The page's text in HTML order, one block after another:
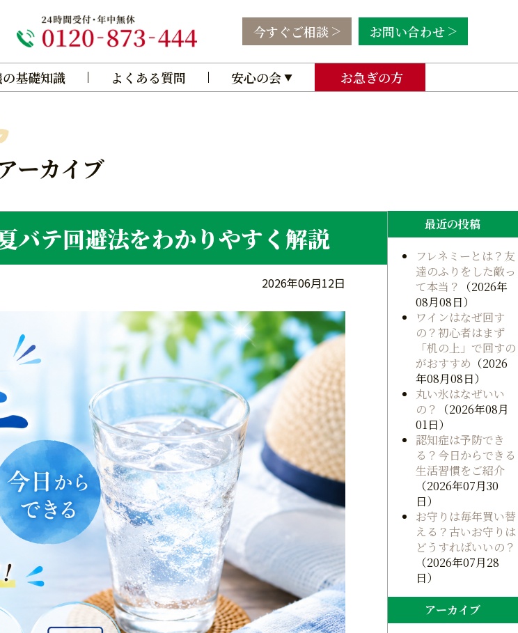
今すぐご相談 お問い合わせ
基礎知識 よくある質問 安心の会 お急ぎの方
ーカイブ
バテ回避法をわかりやすく解説
2026年06月12日
最近の投稿
フレネミーとは？友
達のふりをした敵っ
て本当？
（2026年
08月08日）
ワインはなぜ回す
の？初心者はまず
「机の上」で回すの
がおすすめ （2026
年08月08日）
丸い氷はなぜいい
の？
（2026年08月
01日）
認知症は予防でき
る？今日からできる
生活習慣をご紹介
（2026年07月30
日）
お守りは毎年買い替
える？古いお守りは
どうすればいいの？
（2026年07月28
日）
アーカイブ